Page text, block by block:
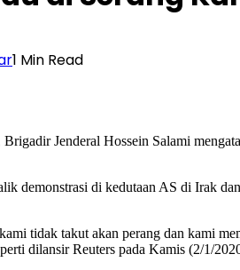
1 Min Read
Jenderal Hossein Salami
demonstrasi di kedutaan AS di Irak
tidak takut akan perang dan kami
dilansir Reuters pada Kamis (2/1/